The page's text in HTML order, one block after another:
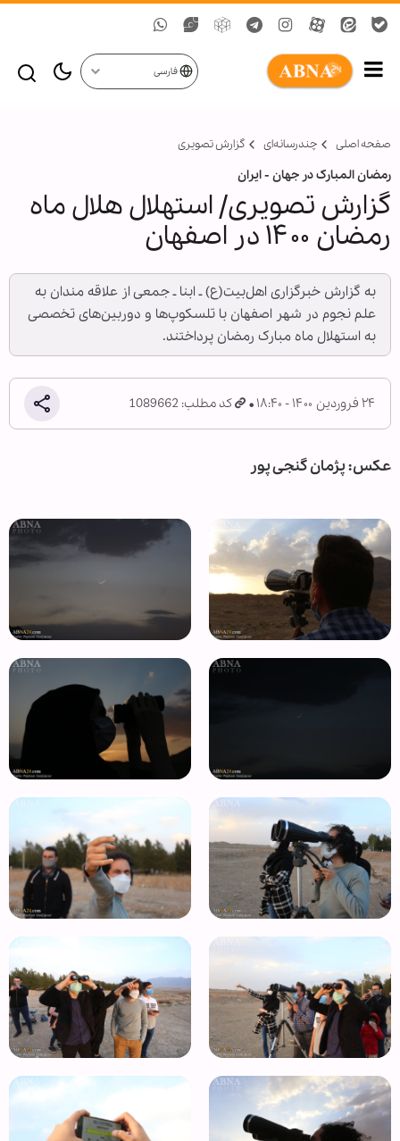
فارسی
صفحه اصلی چندرسانه‌ای گزارش تصويری
رمضان المبارک در جهان - ایران
گزارش تصویری/ استهلال هلال ماه
رمضان ۱۴۰۰ در اصفهان
به گزارش خبرگزاری اهل‌بیت(ع) ـ ابنا ـ جمعی از علاقه مندان به
علم نجوم در شهر اصفهان با تلسکوپ‌ها و دوربین‌های تخصصی
به استهلال ماه مبارک رمضان پرداختند.
۲۴ فروردین ۱۴۰۰ - ۱۸:۴۰ کد مطلب: 1089662
عکس: پژمان گنجی پور